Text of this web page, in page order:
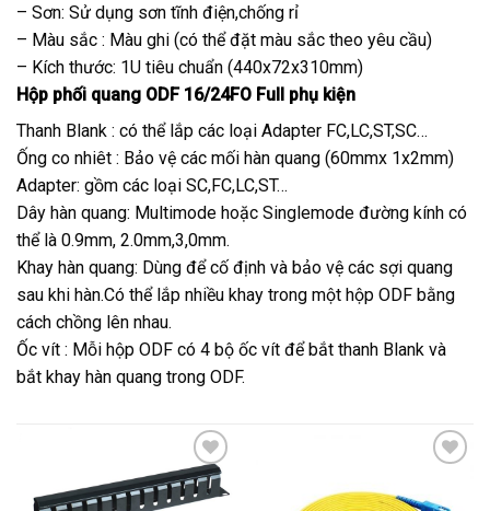
– Sơn: Sử dụng sơn tĩnh điện,chống rỉ
– Màu sắc : Màu ghi (có thể đặt màu sắc theo yêu cầu)
– Kích thước: 1U tiêu chuẩn (440x72x310mm)
Hộp phối quang ODF 16/24FO Full phụ kiện
Thanh Blank : có thể lắp các loại Adapter FC,LC,ST,SC…
Ống co nhiêt : Bảo vệ các mối hàn quang (60mmx 1x2mm)
Adapter: gồm các loại SC,FC,LC,ST…
Dây hàn quang: Multimode hoặc Singlemode đường kính có
thể là 0.9mm, 2.0mm,3,0mm.
Khay hàn quang: Dùng để cố định và bảo vệ các sợi quang
sau khi hàn.Có thể lắp nhiều khay trong một hộp ODF bằng
cách chồng lên nhau.
Ốc vít : Mỗi hộp ODF có 4 bộ ốc vít để bắt thanh Blank và
bắt khay hàn quang trong ODF.